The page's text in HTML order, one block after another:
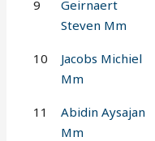
9
Geirnaert
Steven Mm
10
Jacobs Michiel
Mm
11
Abidin Aysajan
Mm